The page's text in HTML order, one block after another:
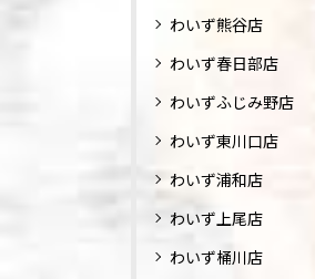
わいず熊谷店
わいず春日部店
わいずふじみ野店
わいず東川口店
わいず浦和店
わいず上尾店
わいず桶川店